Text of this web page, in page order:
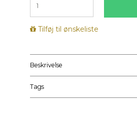
Tilføj til ønskeliste
Beskrivelse
Tags